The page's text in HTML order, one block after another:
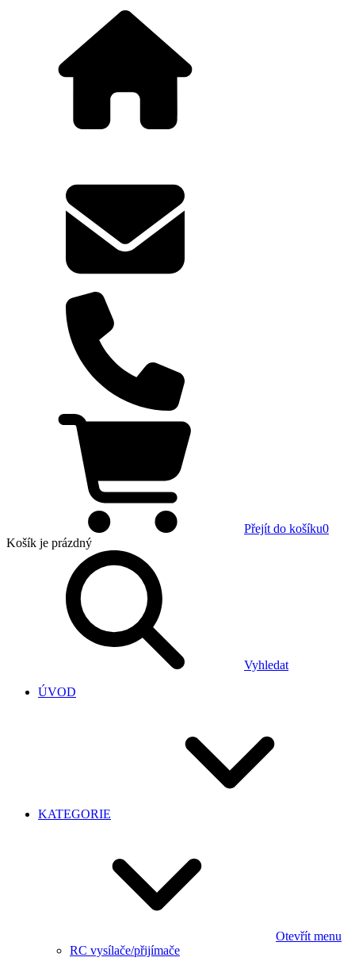
Přejít do košíku0
Košík je prázdný
Vyhledat
ÚVOD
KATEGORIE
Otevřít menu
RC vysílače/přijímače